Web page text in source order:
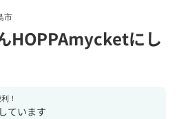
市
HOPPAmycketにし
！
ています